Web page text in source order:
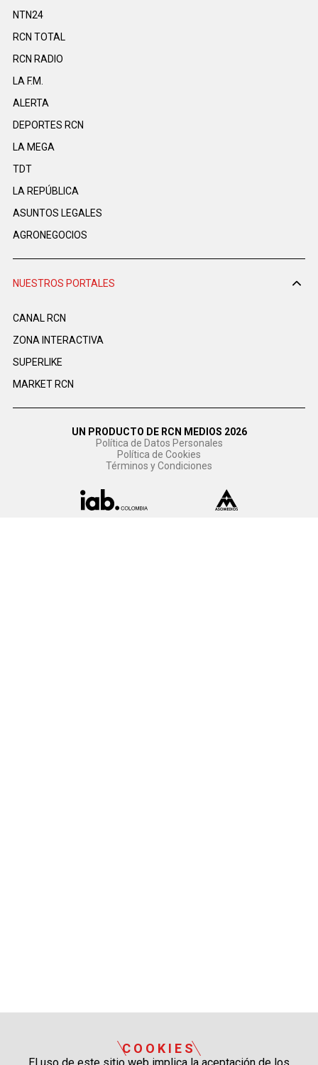
NTN24
RCN TOTAL
RCN RADIO
LA F.M.
ALERTA
DEPORTES RCN
LA MEGA
TDT
LA REPÚBLICA
ASUNTOS LEGALES
AGRONEGOCIOS
NUESTROS PORTALES
CANAL RCN
ZONA INTERACTIVA
SUPERLIKE
MARKET RCN
UN PRODUCTO DE RCN MEDIOS 2026
Política de Datos Personales
Política de Cookies
Términos y Condiciones
COOKIES